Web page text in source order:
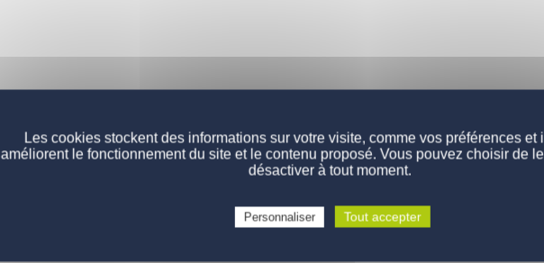
Les cookies stockent des informations sur votre visite, comme vos préférences et
améliorent le fonctionnement du site et le contenu proposé. Vous pouvez choisir de
désactiver à tout moment.
Tout accepter
Personnaliser